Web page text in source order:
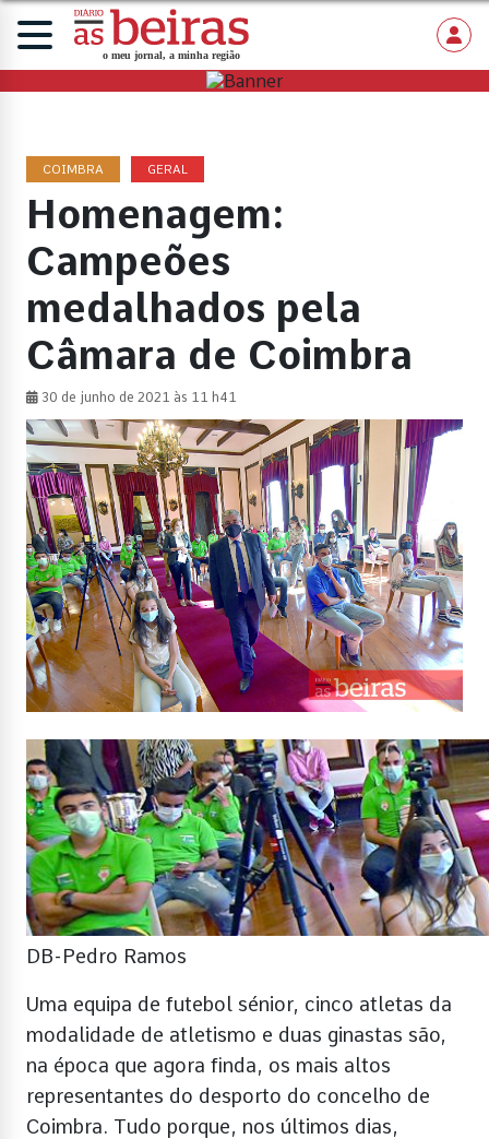
COIMBRA GERAL
Homenagem:
Campeões
medalhados pela
Câmara de Coimbra
30 de junho de 2021 às 11 h41
DB-Pedro Ramos
Uma equipa de futebol sénior, cinco atletas da
modalidade de atletismo e duas ginastas são,
na época que agora finda, os mais altos
representantes do desporto do concelho de
Coimbra. Tudo porque, nos últimos dias,